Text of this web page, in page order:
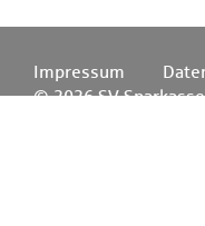
Impressum
© 2026 SV